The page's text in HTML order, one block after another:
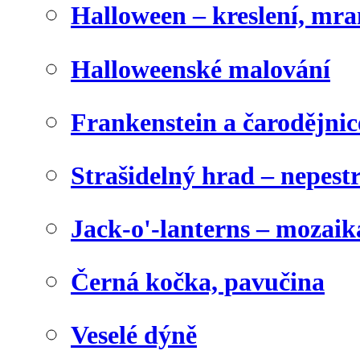
Halloween – kreslení,
Halloweenské malování
Frankenstein a
Strašidelný hrad –
Jack-o'-lanterns –
Černá kočka, pavučina
Veselé dýně